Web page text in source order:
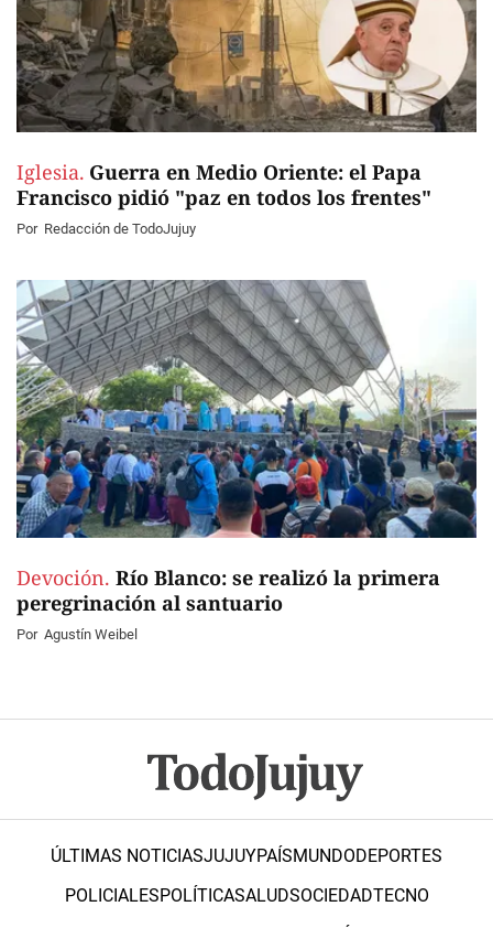
Iglesia. Guerra en Medio Oriente: el Papa
Francisco pidió "paz en todos los frentes"
Por Redacción de TodoJujuy
Devoción. Río Blanco: se realizó la primera
peregrinación al santuario
Por Agustín Weibel
ÚLTIMAS NOTICIASJUJUYPAÍSMUNDODEPORTES
POLICIALESPOLÍTICASALUDSOCIEDADTECNO